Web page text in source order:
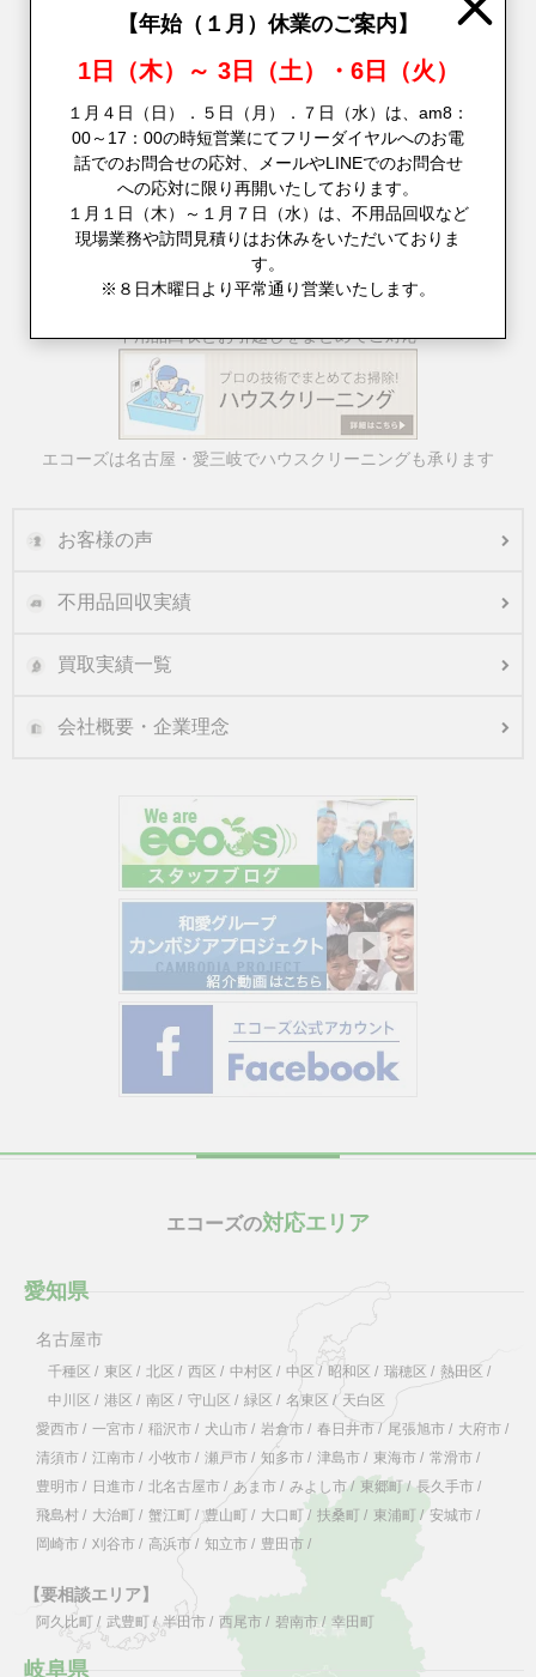
不用品回収とお引越しをまとめてご対応
エコーズは名古屋・愛三岐でハウスクリーニングも承ります
お客様の声
不用品回収実績
買取実績一覧
会社概要・企業理念
エコーズの対応エリア
愛知県
名古屋市
千種区 / 東区 / 北区 / 西区 / 中村区 / 中区 / 昭和区 / 瑞穂区 / 熱田区 /
中川区 / 港区 / 南区 / 守山区 / 緑区 / 名東区 / 天白区
愛西市 / 一宮市 / 稲沢市 / 犬山市 / 岩倉市 / 春日井市 / 尾張旭市 / 大府市 /
清須市 / 江南市 / 小牧市 / 瀬戸市 / 知多市 / 津島市 / 東海市 / 常滑市 /
豊明市 / 日進市 / 北名古屋市 / あま市 / みよし市/ 東郷町 / 長久手市 /
飛島村 / 大治町 / 蟹江町 / 豊山町 / 大口町 / 扶桑町 / 東浦町 / 安城市 /
岡崎市 / 刈谷市 / 高浜市 / 知立市 / 豊田市 /
【要相談エリア】
阿久比町 / 武豊町 / 半田市 / 西尾市 / 碧南市 / 幸田町
岐阜県
【年始（１月）休業のご案内】
1日（木）～ 3日（土）・6日（火）
１月４日（日）．５日（月）．７日（水）は、am8：
00～17：00の時短営業にてフリーダイヤルへのお電
話でのお問合せの応対、メールやLINEでのお問合せ
への応対に限り再開いたしております。
１月１日（木）～１月７日（水）は、不用品回収など
現場業務や訪問見積りはお休みをいただいておりま
す。
※８日木曜日より平常通り営業いたします。
Close